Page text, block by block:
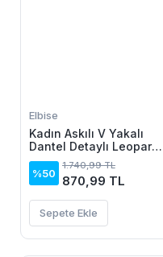
Elbise
Kadın Askılı V Yakalı
Dantel Detaylı Leopar
Desenli Süprem Atlet
Ve şort Ikili Takım
%50
1.740,99 TL
870,99 TL
Sepete Ekle